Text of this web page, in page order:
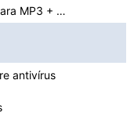
Como converter o seu Super CDG DVD para MP3 + G para us…
antivírus